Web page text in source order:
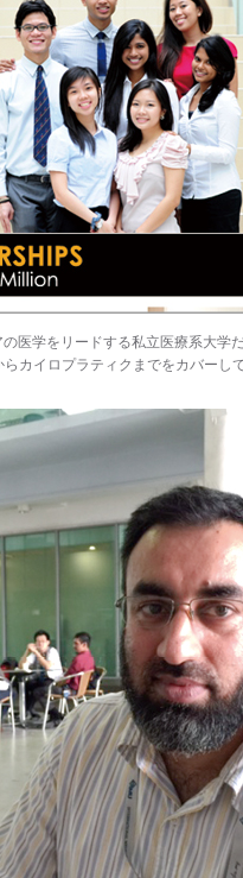
医学をリードする私立医療系大学
カイロプラティクまでをカバーし